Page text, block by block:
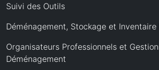
Suivi des Outils
Déménagement, Stockage et
Organisateurs Professionnels et
Déménagement